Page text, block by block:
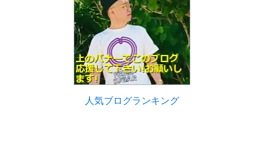
人気ブログランキング